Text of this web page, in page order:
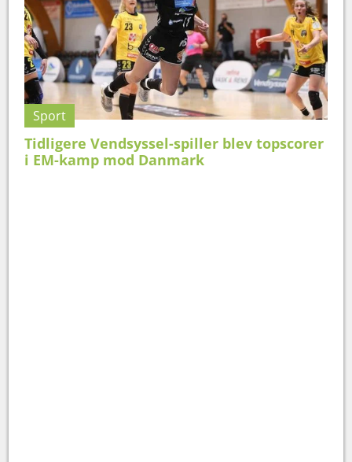
Sport
Tidligere Vendsyssel-spiller blev topscorer
i EM-kamp mod Danmark